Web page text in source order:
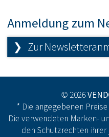
Anmeldung zum
❯ Zur
© 2026
* Die angegebenen
Die verwendeten Marken-
den Schutzrechten